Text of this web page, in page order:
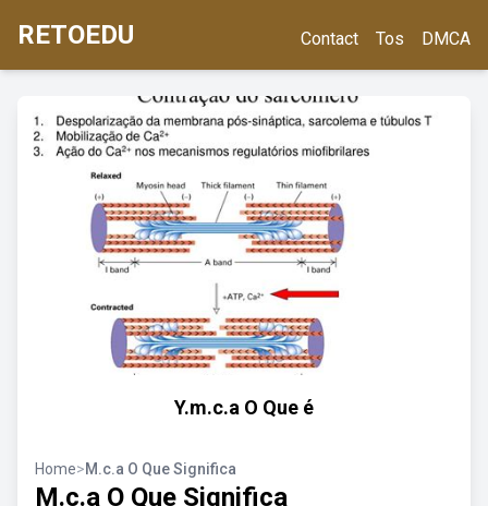
RETOEDU Contact Tos DMCA
Y.m.c.a O Que é
Home>M.c.a O Que Significa
M.c.a O Que Significa